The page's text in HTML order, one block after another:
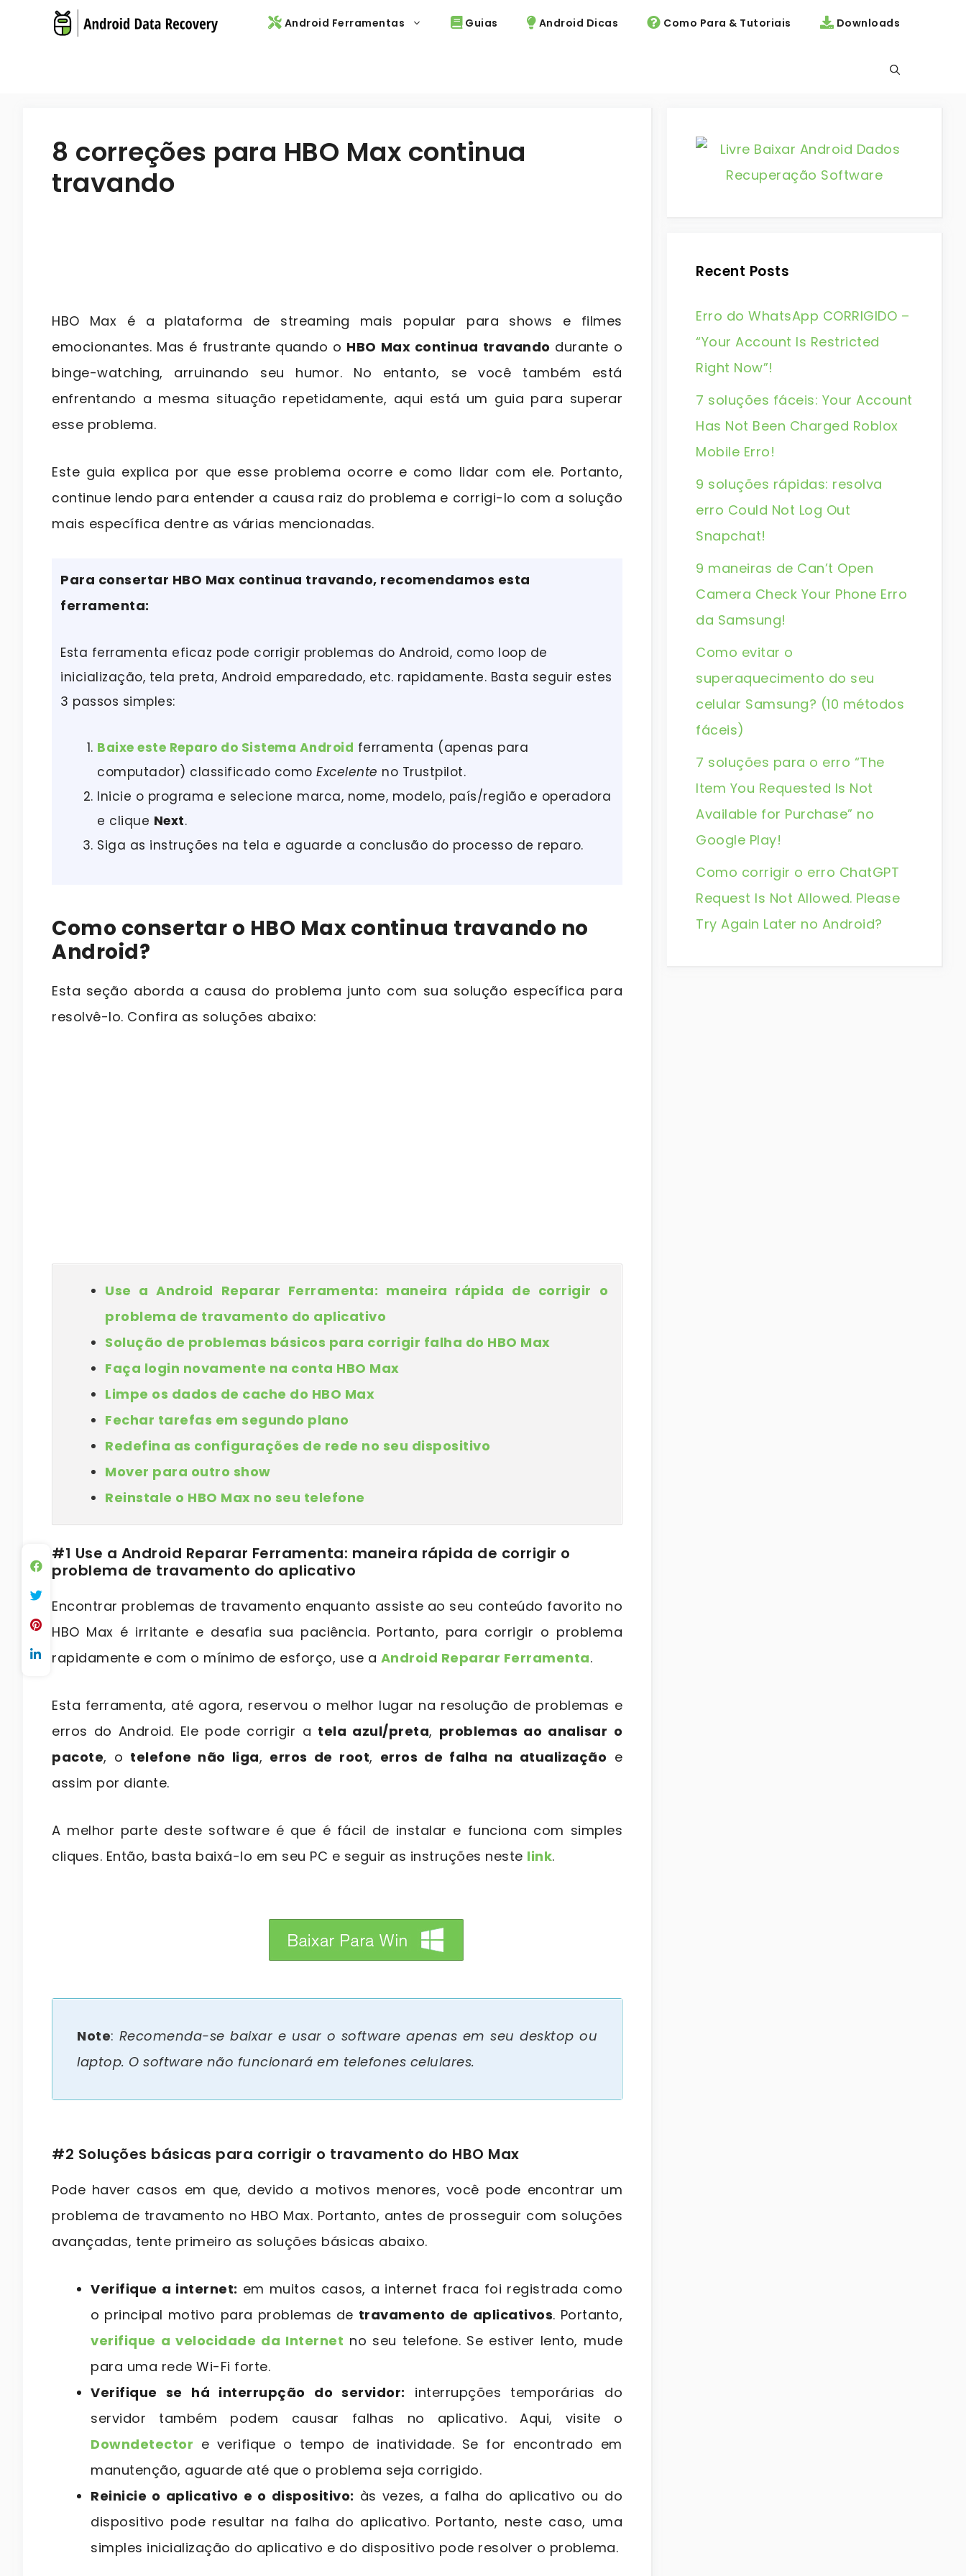
Android Ferramentas Guias Android Dicas Como Para & Tutoriais Downloads
8 correções para HBO Max continua
travando
HBO Max é a plataforma de streaming mais popular para shows e filmes
emocionantes. Mas é frustrante quando o HBO Max continua travando durante o
binge-watching, arruinando seu humor. No entanto, se você também está
enfrentando a mesma situação repetidamente, aqui está um guia para superar
esse problema.
Este guia explica por que esse problema ocorre e como lidar com ele. Portanto,
continue lendo para entender a causa raiz do problema e corrigi-lo com a solução
mais específica dentre as várias mencionadas.
Para consertar HBO Max continua travando, recomendamos esta
ferramenta:
Esta ferramenta eficaz pode corrigir problemas do Android, como loop de
inicialização, tela preta, Android emparedado, etc. rapidamente. Basta seguir estes
3 passos simples:
Baixe este Reparo do Sistema Android ferramenta (apenas para
computador) classificado como Excelente no Trustpilot.
Inicie o programa e selecione marca, nome, modelo, país/região e operadora
e clique Next.
Siga as instruções na tela e aguarde a conclusão do processo de reparo.
Como consertar o HBO Max continua travando no
Android?
Esta seção aborda a causa do problema junto com sua solução específica para
resolvê-lo. Confira as soluções abaixo:
Use a Android Reparar Ferramenta: maneira rápida de corrigir o
problema de travamento do aplicativo
Solução de problemas básicos para corrigir falha do HBO Max
Faça login novamente na conta HBO Max
Limpe os dados de cache do HBO Max
Fechar tarefas em segundo plano
Redefina as configurações de rede no seu dispositivo
Mover para outro show
Reinstale o HBO Max no seu telefone
#1 Use a Android Reparar Ferramenta: maneira rápida de corrigir o
problema de travamento do aplicativo
Encontrar problemas de travamento enquanto assiste ao seu conteúdo favorito no
HBO Max é irritante e desafia sua paciência. Portanto, para corrigir o problema
rapidamente e com o mínimo de esforço, use a Android Reparar Ferramenta.
Esta ferramenta, até agora, reservou o melhor lugar na resolução de problemas e
erros do Android. Ele pode corrigir a tela azul/preta, problemas ao analisar o
pacote, o telefone não liga, erros de root, erros de falha na atualização e
assim por diante.
A melhor parte deste software é que é fácil de instalar e funciona com simples
cliques. Então, basta baixá-lo em seu PC e seguir as instruções neste link.
Note: Recomenda-se baixar e usar o software apenas em seu desktop ou
laptop. O software não funcionará em telefones celulares.
#2 Soluções básicas para corrigir o travamento do HBO Max
Pode haver casos em que, devido a motivos menores, você pode encontrar um
problema de travamento no HBO Max. Portanto, antes de prosseguir com soluções
avançadas, tente primeiro as soluções básicas abaixo.
Verifique a internet: em muitos casos, a internet fraca foi registrada como
o principal motivo para problemas de travamento de aplicativos. Portanto,
verifique a velocidade da Internet no seu telefone. Se estiver lento, mude
para uma rede Wi-Fi forte.
Verifique se há interrupção do servidor: interrupções temporárias do
servidor também podem causar falhas no aplicativo. Aqui, visite o
Downdetector e verifique o tempo de inatividade. Se for encontrado em
manutenção, aguarde até que o problema seja corrigido.
Reinicie o aplicativo e o dispositivo: às vezes, a falha do aplicativo ou do
dispositivo pode resultar na falha do aplicativo. Portanto, neste caso, uma
simples inicialização do aplicativo e do dispositivo pode resolver o problema.
Recent Posts
Erro do WhatsApp CORRIGIDO –
“Your Account Is Restricted
Right Now”!
7 soluções fáceis: Your Account
Has Not Been Charged Roblox
Mobile Erro!
9 soluções rápidas: resolva
erro Could Not Log Out
Snapchat!
9 maneiras de Can’t Open
Camera Check Your Phone Erro
da Samsung!
Como evitar o
superaquecimento do seu
celular Samsung? (10 métodos
fáceis)
7 soluções para o erro “The
Item You Requested Is Not
Available for Purchase” no
Google Play!
Como corrigir o erro ChatGPT
Request Is Not Allowed. Please
Try Again Later no Android?